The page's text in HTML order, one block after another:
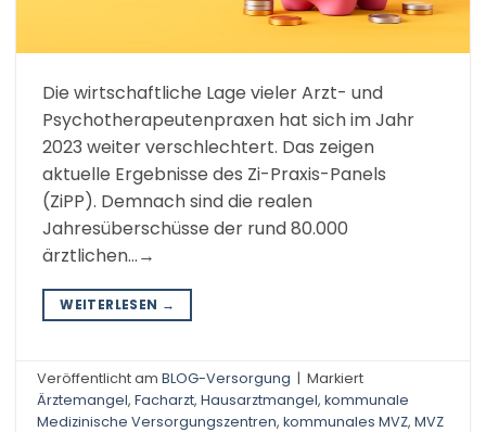
Die wirtschaftliche Lage vieler Arzt- und
Psychotherapeutenpraxen hat sich im Jahr
2023 weiter verschlechtert. Das zeigen
aktuelle Ergebnisse des Zi-Praxis-Panels
(ZiPP). Demnach sind die realen
Jahresüberschüsse der rund 80.000
ärztlichen…→
WEITERLESEN →
Veröffentlicht amBLOG-Versorgung | Markiert
Ärztemangel,Facharzt,Hausarztmangel,kommunale
Medizinische Versorgungszentren,kommunales MVZ,MVZ